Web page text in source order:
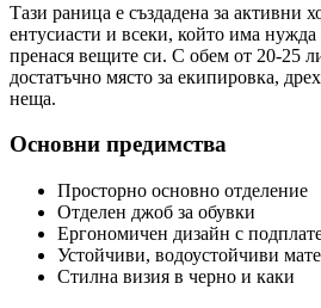
Тази раница е създадена за активни
ентусиасти и всеки, който има
пренася вещите си. С обем от 20-25
достатъчно място за екипировка,
неща.
Основни предимства
Просторно основно отделение
Отделен джоб за обувки
Ергономичен дизайн с
Устойчиви, водоустойчиви
Стилна визия в черно и каки